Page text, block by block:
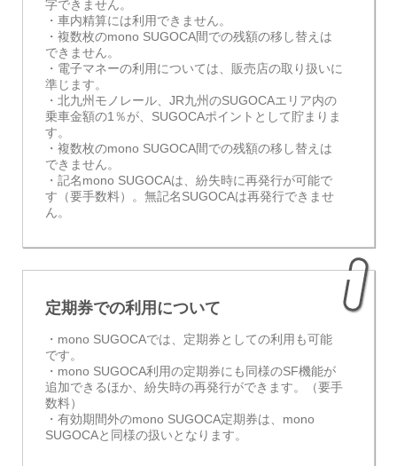
字できません。
・車内精算には利用できません。
・複数枚のmono SUGOCA間での残額の移し替えは
できません。
・電子マネーの利用については、販売店の取り扱いに
準じます。
・北九州モノレール、JR九州のSUGOCAエリア内の
乗車金額の1％が、SUGOCAポイントとして貯まりま
す。
・複数枚のmono SUGOCA間での残額の移し替えは
できません。
・記名mono SUGOCAは、紛失時に再発行が可能で
す（要手数料）。無記名SUGOCAは再発行できませ
ん。
定期券での利用について
・mono SUGOCAでは、定期券としての利用も可能
です。
・mono SUGOCA利用の定期券にも同様のSF機能が
追加できるほか、紛失時の再発行ができます。（要手
数料）
・有効期間外のmono SUGOCA定期券は、mono
SUGOCAと同様の扱いとなります。